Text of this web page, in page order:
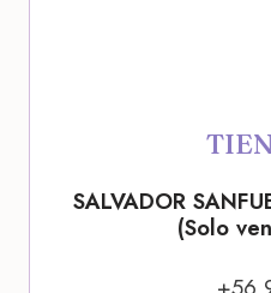
SALVADOR
(Solo